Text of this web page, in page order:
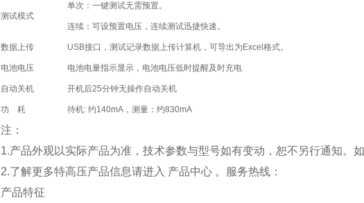
测试模式
单次：一键测试无需预置。
连续：可设预置电压，连续测试迅捷快速。
数据上传 USB接口，测试记录数据上传计算机，可导出为Excel格式。
电池电压 电池电量指示显示，电池电压低时提醒及时充电
自动关机 开机后25分钟无操作自动关机
功 耗 待机: 约140mA，测量：约830mA
注：
1.产品外观以实际产品为准，技术参数与型号如有变动，恕不另行通知。
2.了解更多特高压产品信息请进入 产品中心 。服务热线：
产品特征